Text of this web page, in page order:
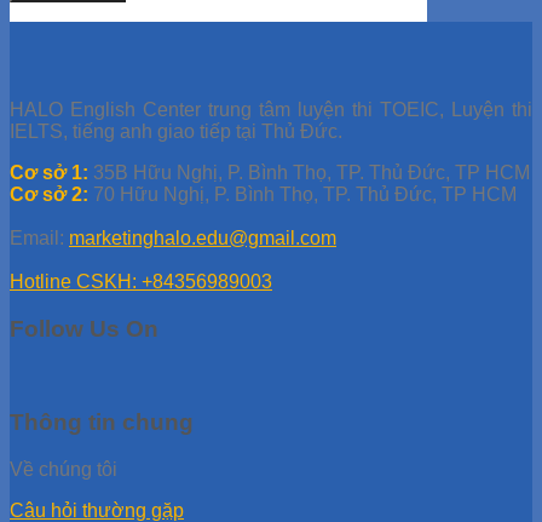
HALO English Center trung tâm luyện thi TOEIC, Luyện thi
IELTS, tiếng anh giao tiếp tại Thủ Đức.
Cơ sở 1: 35B Hữu Nghị, P. Bình Thọ, TP. Thủ Đức, TP HCM
Cơ sở 2: 70 Hữu Nghị, P. Bình Thọ, TP. Thủ Đức, TP HCM
Email: marketinghalo.edu@gmail.com
Hotline CSKH: +84356989003
Follow Us On
Thông tin chung
Về chúng tôi
Câu hỏi thường gặp